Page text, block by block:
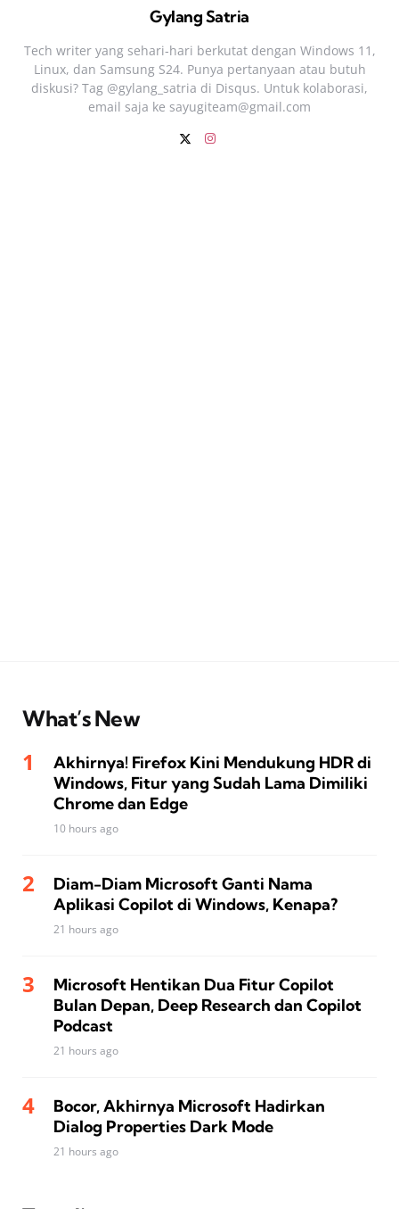
Gylang Satria
Tech writer yang sehari‑hari berkutat dengan Windows 11,
Linux, dan Samsung S24. Punya pertanyaan atau butuh
diskusi? Tag @gylang_satria di Disqus. Untuk kolaborasi,
email saja ke sayugiteam@gmail.com
What’s New
Akhirnya! Firefox Kini Mendukung HDR di
Windows, Fitur yang Sudah Lama Dimiliki
Chrome dan Edge
10 hours ago
Diam-Diam Microsoft Ganti Nama
Aplikasi Copilot di Windows, Kenapa?
21 hours ago
Microsoft Hentikan Dua Fitur Copilot
Bulan Depan, Deep Research dan Copilot
Podcast
21 hours ago
Bocor, Akhirnya Microsoft Hadirkan
Dialog Properties Dark Mode
21 hours ago